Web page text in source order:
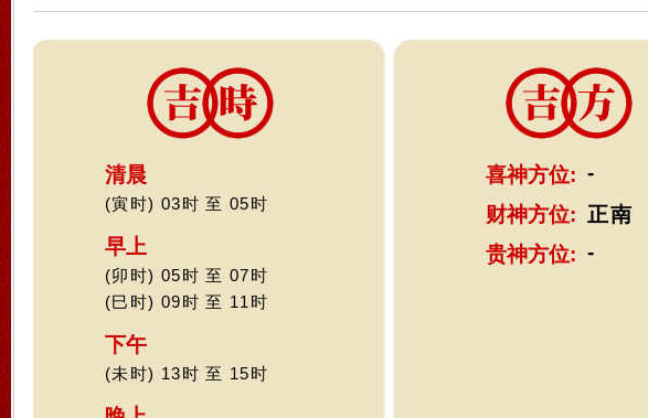
清晨
(寅时) 03时 至 05时
早上
(卯时) 05时 至 07时
(巳时) 09时 至 11时
下午
(未时) 13时 至 15时
喜神方位: -
财神方位: 正南
贵神方位: -